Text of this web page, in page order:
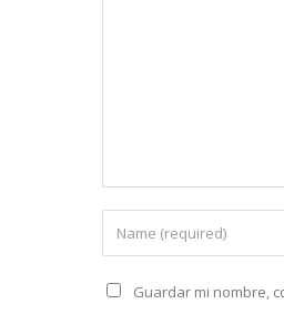
Guardar mi nombre,